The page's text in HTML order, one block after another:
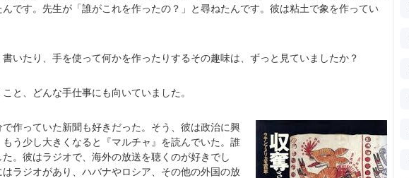
です。先生が「誰がこれを作ったの？」と尋ねたんです。彼は粘土で象を作ってい
いたり、手を使って何かを作ったりするその趣味は、ずっと見ていましたか？
と、どんな手仕事にも向いていました。
作っていた新聞も好きだった。そう、彼は政治に興
う少し大きくなると『マルチャ』を読んでいた。誰
。彼はラジオで、海外の放送を聴くのが好きでし
ラジオがあり、ハバナやロシア、その他の外国の放